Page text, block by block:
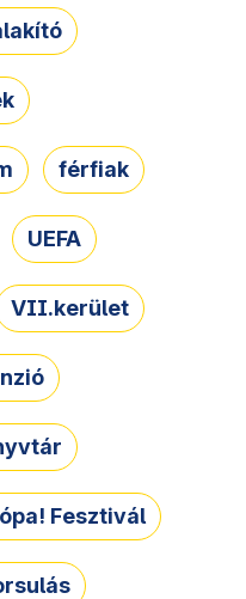
férfiak
UEFA
VII.kerület
Fesztivál